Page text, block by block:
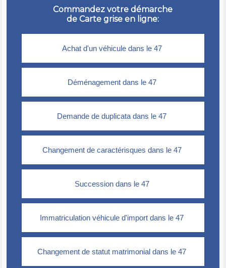
Commandez votre démarche
de Carte grise en ligne: